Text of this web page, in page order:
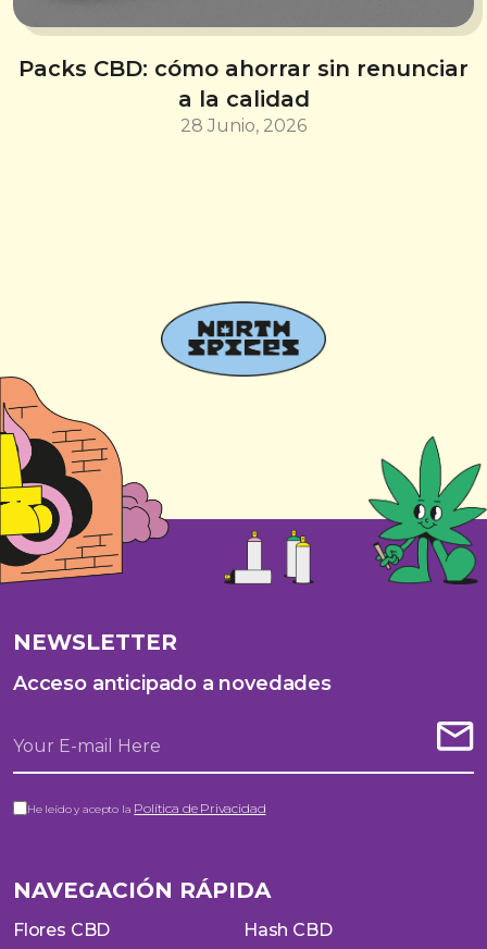
Packs CBD: cómo ahorrar sin renunciar
a la calidad
28 Junio, 2026
NEWSLETTER
Acceso anticipado a novedades
He leído y acepto la Política de Privacidad
NAVEGACIÓN RÁPIDA
Flores CBD
Hash CBD